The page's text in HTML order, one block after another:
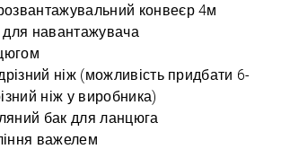
конвеєр 4м
для навантажувача
ніж (можливість придбати 6-
ніж у виробника)
бак для ланцюга
важелем